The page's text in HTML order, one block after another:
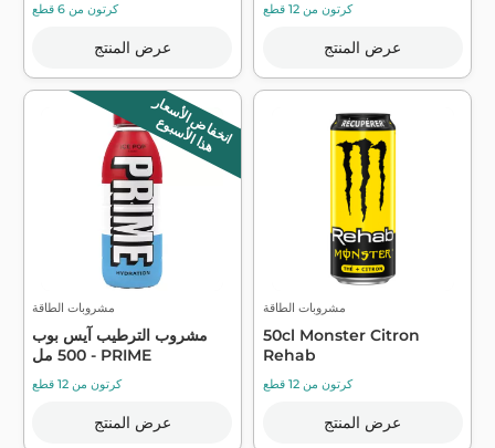
كرتون من 6 قطع
عرض المنتج
كرتون من 12 قطع
عرض المنتج
انخفاض الأسعار
هذا الأسبوع
مشروبات الطاقة
مشروب الترطيب آيس بوب
500 مل - PRIME
كرتون من 12 قطع
عرض المنتج
مشروبات الطاقة
50cl Monster Citron
Rehab
كرتون من 12 قطع
عرض المنتج